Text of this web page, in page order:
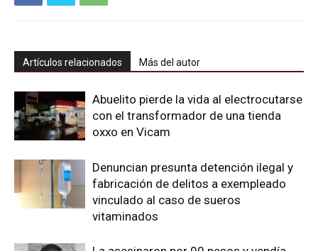
Artículos relacionados Más del autor
Abuelito pierde la vida al electrocutarse
con el transformador de una tienda
oxxo en Vicam
Denuncian presunta detención ilegal y
fabricación de delitos a exempleado
vinculado al caso de sueros
vitaminados